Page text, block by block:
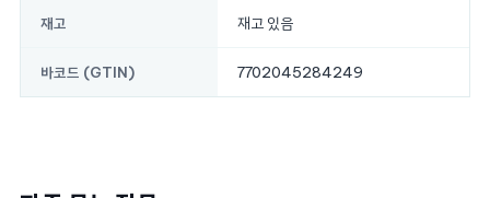
재고 재고 있음
바코드 (GTIN) 7702045284249